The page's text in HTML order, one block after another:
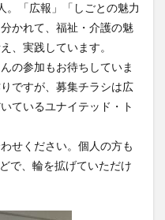
。「広報」「しごとの魅力
かれて、福祉・介護の魅
、実践しています。
の参加もお待ちしていま
ですが、募集チラシは広
ているユナイテッド・ト
せください。個人の方も
で、輪を拡げていただけ